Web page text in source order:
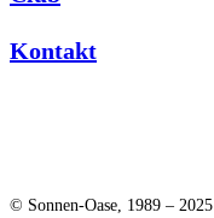
Kontakt
© Sonnen-Oase, 1989 – 2025